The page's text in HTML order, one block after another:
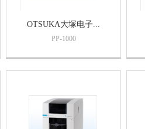
OTSUKA大塚电子...
PP-1000